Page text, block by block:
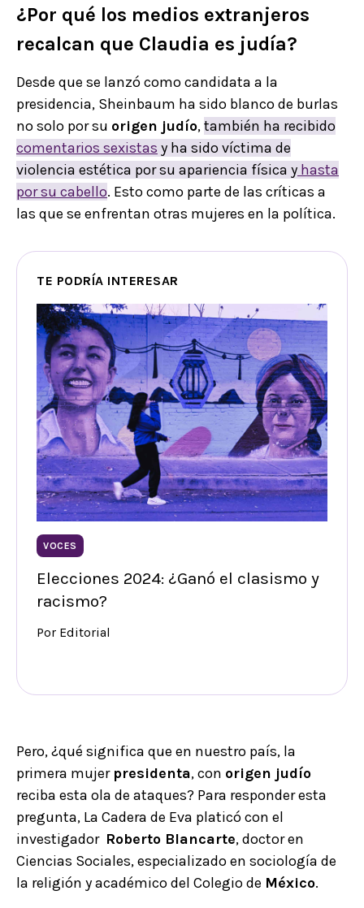
¿Por qué los medios extranjeros
recalcan que Claudia es judía?
Desde que se lanzó como candidata a la
presidencia, Sheinbaum ha sido blanco de burlas
no solo por su origen judío,también ha recibido
comentarios sexistas y ha sido víctima de
violencia estética por su apariencia física y hasta
por su cabello. Esto como parte de las críticas a
las que se enfrentan otras mujeres en la política.
TE PODRÍA INTERESAR
VOCES
Elecciones 2024: ¿Ganó el clasismo y
racismo?
Por Editorial
Pero, ¿qué significa que en nuestro país, la
primera mujer presidenta, con origen judío
reciba esta ola de ataques? Para responder esta
pregunta, La Cadera de Eva platicó con el
investigador Roberto Blancarte, doctor en
Ciencias Sociales, especializado en sociología de
la religión y académico del Colegio de México.